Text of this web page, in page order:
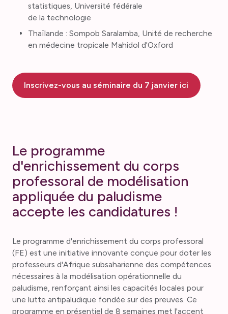
statistiques, Université fédérale
de la technologie
Thaïlande : Sompob Saralamba, Unité de recherche
en médecine tropicale Mahidol d'Oxford
Inscrivez-vous au séminaire du 7 janvier ici
Le programme
d'enrichissement du corps
professoral de modélisation
appliquée du paludisme
accepte les candidatures !
Le programme d'enrichissement du corps professoral
(FE) est une initiative innovante conçue pour doter les
professeurs d'Afrique subsaharienne des compétences
nécessaires à la modélisation opérationnelle du
paludisme, renforçant ainsi les capacités locales pour
une lutte antipaludique fondée sur des preuves. Ce
programme en présentiel de 8 semaines met l'accent